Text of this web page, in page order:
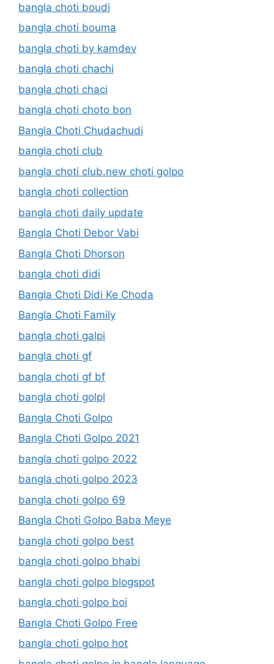
bangla choti boudi
bangla choti bouma
bangla choti by kamdev
bangla choti chachi
bangla choti chaci
bangla choti choto bon
Bangla Choti Chudachudi
bangla choti club
bangla choti club.new choti golpo
bangla choti collection
bangla choti daily update
Bangla Choti Debor Vabi
Bangla Choti Dhorson
bangla choti didi
Bangla Choti Didi Ke Choda
Bangla Choti Family
bangla choti galpi
bangla choti gf
bangla choti gf bf
bangla choti golpl
Bangla Choti Golpo
Bangla Choti Golpo 2021
bangla choti golpo 2022
bangla choti golpo 2023
bangla choti golpo 69
Bangla Choti Golpo Baba Meye
bangla choti golpo best
bangla choti golpo bhabi
bangla choti golpo blogspot
bangla choti golpo boi
Bangla Choti Golpo Free
bangla choti golpo hot